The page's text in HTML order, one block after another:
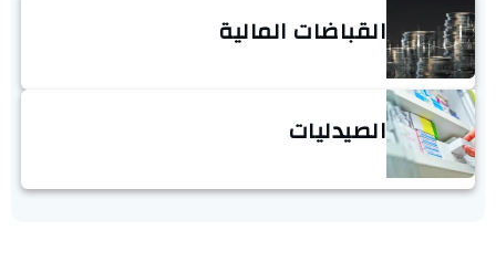
القباضات المالية
الصيدليات